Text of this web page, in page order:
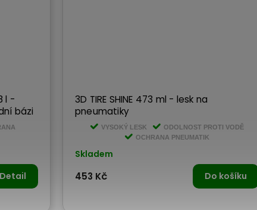
l -
bázi
Detail
3D TIRE SHINE 473 ml - lesk na
pneumatiky
VYSOKÝ LESK
ODOLNOST PROTI VODĚ
OCHRANA PNEUMATIK
Skladem
453 Kč Do košíku